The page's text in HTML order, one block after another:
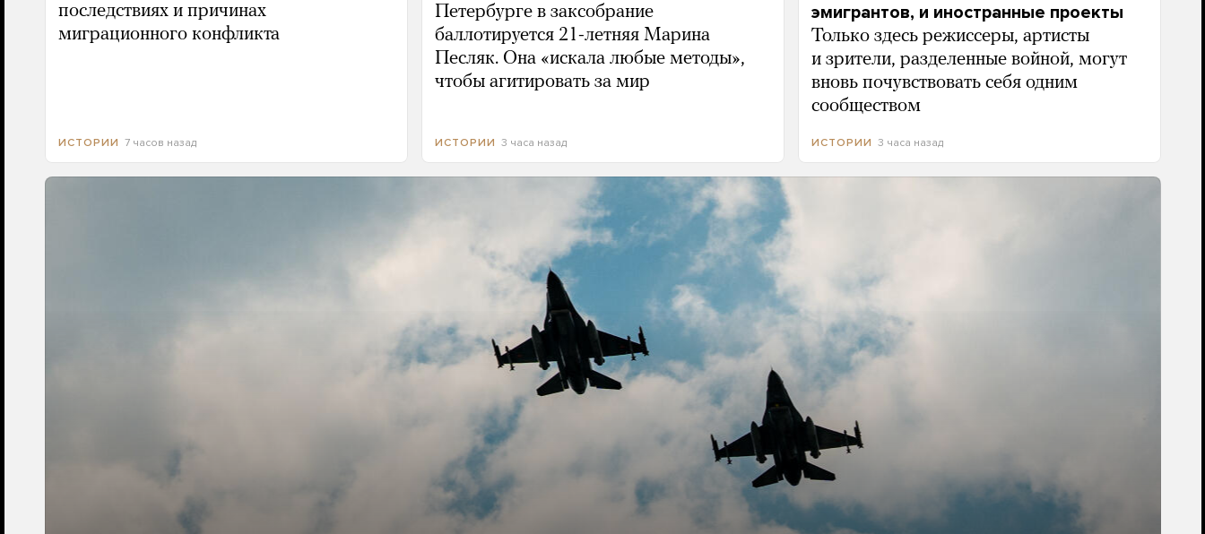
последствиях и причинах
миграционного конфликта
ИСТОРИИ 7 часов назад
Петербурге в заксобрание
баллотируется 21-летняя Марина
Песляк. Она «искала любые методы»,
чтобы агитировать за мир
ИСТОРИИ 3 часа назад
эмигрантов, и иностранные проекты
Только здесь режиссеры, артисты
и зрители, разделенные войной, могут
вновь почувствовать себя одним
сообществом
ИСТОРИИ 3 часа назад